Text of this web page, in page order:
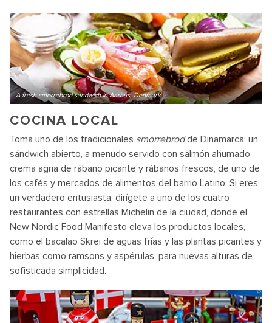
A fresh smorrebrod sandwich in Aarhus, Denmark
COCINA LOCAL
Toma uno de los tradicionales smorrebrodde Dinamarca: un
sándwich abierto, a menudo servido con salmón ahumado,
crema agria de rábano picante y rábanos frescos, de uno de
los cafés y mercados de alimentos del barrio Latino. Si eres
un verdadero entusiasta, dirígete a uno de los cuatro
restaurantes con estrellas Michelin de la ciudad, donde el
New Nordic Food Manifesto eleva los productos locales,
como el bacalao Skrei de aguas frías y las plantas picantes y
hierbas como ramsons y aspérulas, para nuevas alturas de
sofisticada simplicidad.